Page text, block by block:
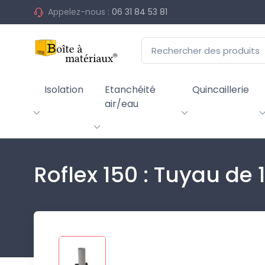
Appelez-nous : 06 31 84 53 81
Isolation
Etanchéité
air/eau
Quincaillerie
Roflex 150 : Tuyau de